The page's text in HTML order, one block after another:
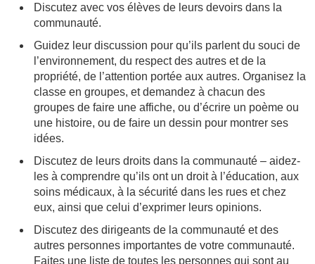
Discutez avec vos élèves de leurs devoirs dans la
communauté.
Guidez leur discussion pour qu’ils parlent du souci de
l’environnement, du respect des autres et de la
propriété, de l’attention portée aux autres. Organisez la
classe en groupes, et demandez à chacun des
groupes de faire une affiche, ou d’écrire un poème ou
une histoire, ou de faire un dessin pour montrer ses
idées.
Discutez de leurs droits dans la communauté – aidez-
les à comprendre qu’ils ont un droit à l’éducation, aux
soins médicaux, à la sécurité dans les rues et chez
eux, ainsi que celui d’exprimer leurs opinions.
Discutez des dirigeants de la communauté et des
autres personnes importantes de votre communauté.
Faites une liste de toutes les personnes qui sont au